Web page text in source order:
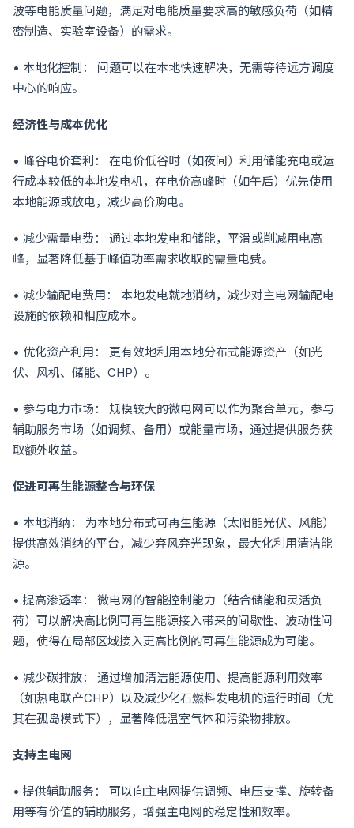
波等电能质量问题，满足对电能质量要求高的敏感负荷（如精
密制造、实验室设备）的需求。
• 本地化控制： 问题可以在本地快速解决，无需等待远方调度
中心的响应。
经济性与成本优化
• 峰谷电价套利： 在电价低谷时（如夜间）利用储能充电或运
行成本较低的本地发电机，在电价高峰时（如午后）优先使用
本地能源或放电，减少高价购电。
• 减少需量电费： 通过本地发电和储能，平滑或削减用电高
峰，显著降低基于峰值功率需求收取的需量电费。
• 减少输配电费用： 本地发电就地消纳，减少对主电网输配电
设施的依赖和相应成本。
• 优化资产利用： 更有效地利用本地分布式能源资产（如光
伏、风机、储能、CHP）。
• 参与电力市场： 规模较大的微电网可以作为聚合单元，参与
辅助服务市场（如调频、备用）或能量市场，通过提供服务获
取额外收益。
促进可再生能源整合与环保
• 本地消纳： 为本地分布式可再生能源（太阳能光伏、风能）
提供高效消纳的平台，减少弃风弃光现象，最大化利用清洁能
源。
• 提高渗透率： 微电网的智能控制能力（结合储能和灵活负
荷）可以解决高比例可再生能源接入带来的间歇性、波动性问
题，使得在局部区域接入更高比例的可再生能源成为可能。
• 减少碳排放： 通过增加清洁能源使用、提高能源利用效率
（如热电联产CHP）以及减少化石燃料发电机的运行时间（尤
其在孤岛模式下），显著降低温室气体和污染物排放。
支持主电网
• 提供辅助服务： 可以向主电网提供调频、电压支撑、旋转备
用等有价值的辅助服务，增强主电网的稳定性和效率。